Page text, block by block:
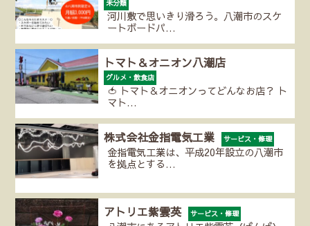
未分類
河川敷で思いきり滑ろう。八潮市のスケ
ートボードパ…
トマト＆オニオン八潮店
グルメ・飲食店
🍅 トマト＆オニオンってどんなお店？ ト
マト…
株式会社金指電気工業 サービス・修理
金指電気工業は、平成20年設立の八潮市
を拠点とする…
アトリエ紫雲英 サービス・修理